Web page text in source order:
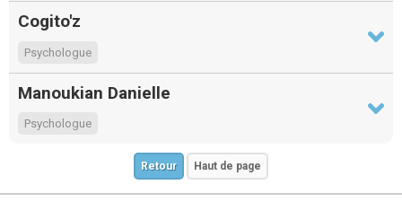
Cogito'z
Psychologue
Manoukian Danielle
Psychologue
Retour Haut de page